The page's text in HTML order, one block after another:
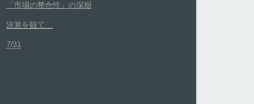
「市場の整合性」の深堀
決算を観て…
7/31